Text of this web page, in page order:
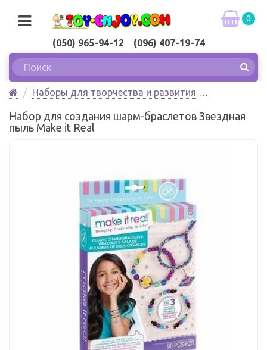
(050) 965-94-12 (096) 407-19-74
0
Наборы для творчества и развития
Набор для создания шарм-браслетов Звездная
пыль Make it Real
Набор для создания шарм-браслетов Звездная
пыль Make it Real